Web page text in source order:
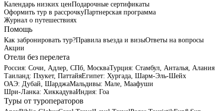
Календарь низких ценПодарочные сертификаты
Оформить тур в рассрочкуПартнерская программа
Журнал о путешествиях
Помощь
Как забронировать тур?Правила въезда и визыОтветы на вопросы
Акции
Отели без перелета
Россия: Сочи, Адлер, СПб, МоскваТурция: Стамбул, Анталья, Алания
Таиланд: Пхукет, ПаттайяЕгипет: Хургада, Шарм-Эль-Шейх
ОАЭ: Дубай, ШарджаМальдивы: Мале, Маафуши
Шри-Ланка: ХиккадуваИндия: Гоа
Туры от туроператоров